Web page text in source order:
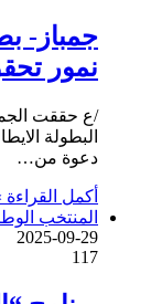
نمور
/ع حققت
دعوة من…
أكمل القراءة
المنتخب
2025-09-29
117